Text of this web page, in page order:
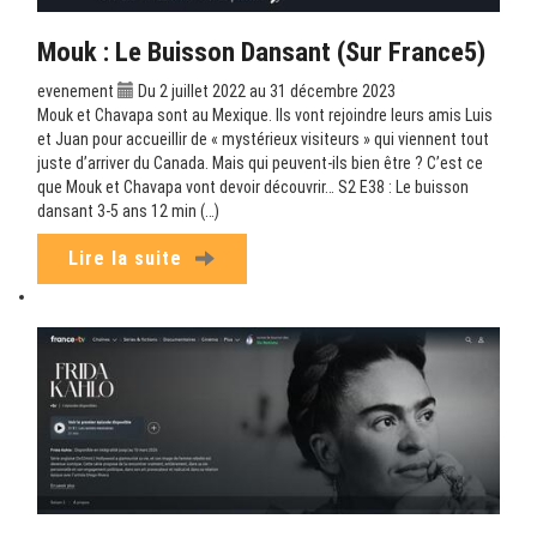
Mouk : Le Buisson Dansant (sur France5)
evenement
Du 2 juillet 2022 au 31 décembre 2023
Mouk et Chavapa sont au Mexique. Ils vont rejoindre leurs amis Luis
et Juan pour accueillir de « mystérieux visiteurs » qui viennent tout
juste d’arriver du Canada. Mais qui peuvent-ils bien être ? C’est ce
que Mouk et Chavapa vont devoir découvrir… S2 E38 : Le buisson
dansant 3-5 ans 12 min (…)
Lire la suite